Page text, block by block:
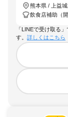
熊本県 / 上益
飲食店補助（
「LINEで受け取る
す。 詳しくはこちら